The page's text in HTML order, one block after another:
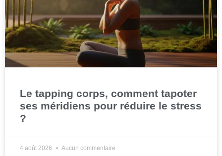
Le tapping corps, comment tapoter
ses méridiens pour réduire le stress
?
4 août 2026 Aucun commentaire